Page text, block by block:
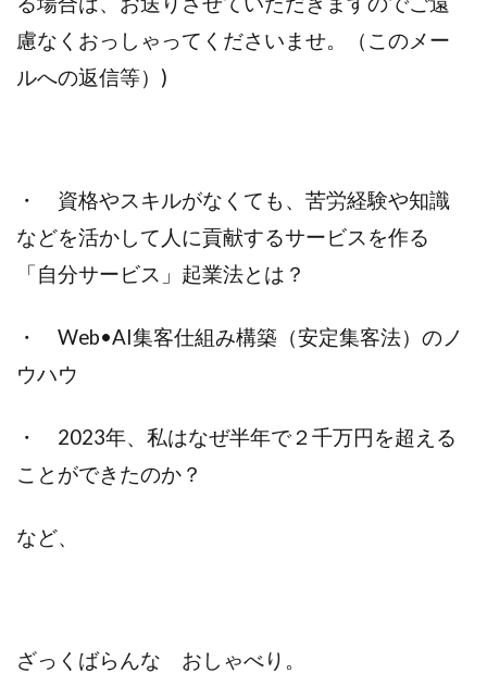
慮なくおっしゃってくださいませ。（このメー
ルへの返信等）)
・ 資格やスキルがなくても、苦労経験や知識
などを活かして人に貢献するサービスを作る
「自分サービス」起業法とは？
・ Web•AI集客仕組み構築（安定集客法）のノ
ウハウ
・ 2023年、私はなぜ半年で２千万円を超える
ことができたのか？
など、
ざっくばらんな おしゃべり。